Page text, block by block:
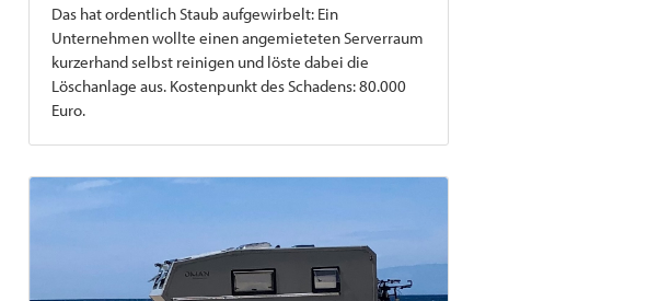
Das hat ordentlich Staub aufgewirbelt: Ein
Unternehmen wollte einen angemieteten Serverraum
kurzerhand selbst reinigen und löste dabei die
Löschanlage aus. Kostenpunkt des Schadens: 80.000
Euro.